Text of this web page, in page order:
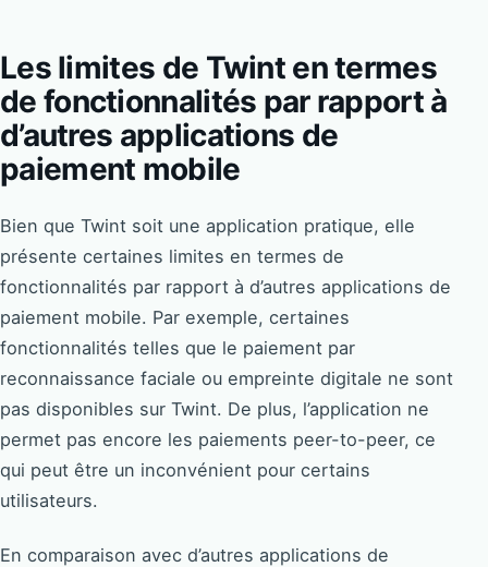
Les limites de Twint en termes
de fonctionnalités par rapport à
d’autres applications de
paiement mobile
Bien que Twint soit une application pratique, elle
présente certaines limites en termes de
fonctionnalités par rapport à d’autres applications de
paiement mobile. Par exemple, certaines
fonctionnalités telles que le paiement par
reconnaissance faciale ou empreinte digitale ne sont
pas disponibles sur Twint. De plus, l’application ne
permet pas encore les paiements peer-to-peer, ce
qui peut être un inconvénient pour certains
utilisateurs.
En comparaison avec d’autres applications de